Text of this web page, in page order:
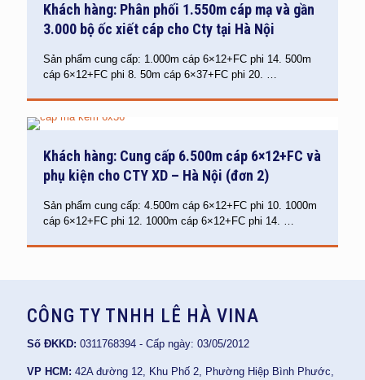
Khách hàng: Phân phối 1.550m cáp mạ và gần
3.000 bộ ốc xiết cáp cho Cty tại Hà Nội
Sản phẩm cung cấp: 1.000m cáp 6×12+FC phi 14. 500m
cáp 6×12+FC phi 8. 50m cáp 6×37+FC phi 20. …
Khách hàng: Cung cấp 6.500m cáp 6×12+FC và
phụ kiện cho CTY XD – Hà Nội (đơn 2)
Sản phẩm cung cấp: 4.500m cáp 6×12+FC phi 10. 1000m
cáp 6×12+FC phi 12. 1000m cáp 6×12+FC phi 14. …
CÔNG TY TNHH LÊ HÀ VINA
Số ĐKKD: 0311768394 - Cấp ngày: 03/05/2012
VP HCM: 42A đường 12, Khu Phố 2, Phường Hiệp Bình Phước,